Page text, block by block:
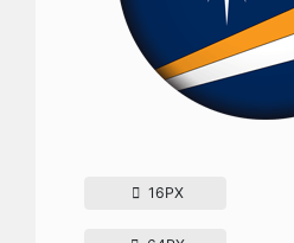
16PX